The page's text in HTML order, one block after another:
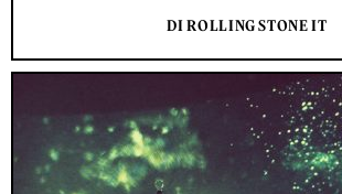
DI ROLLING STONE IT